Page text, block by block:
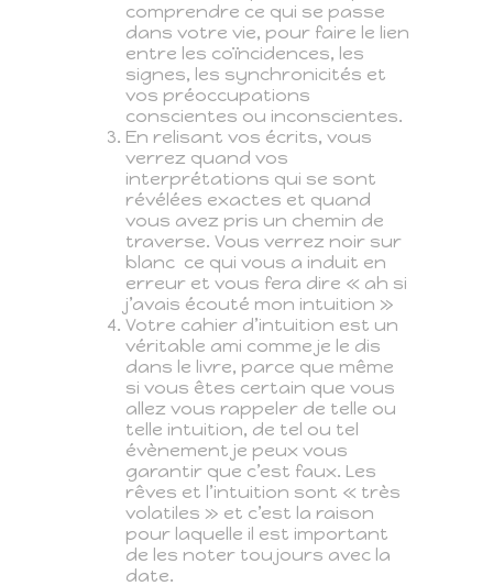
comprendre ce qui se passe
dans votre vie, pour faire le lien
entre les coïncidences, les
signes, les synchronicités et
vos préoccupations
conscientes ou inconscientes.
En relisant vos écrits, vous
verrez quand vos
interprétations qui se sont
révélées exactes et quand
vous avez pris un chemin de
traverse. Vous verrez noir sur
blanc ce qui vous a induit en
erreur et vous fera dire « ah si
j’avais écouté mon intuition »
Votre cahier d’intuition est un
véritable ami comme je le dis
dans le livre, parce que même
si vous êtes certain que vous
allez vous rappeler de telle ou
telle intuition, de tel ou tel
évènement je peux vous
garantir que c’est faux. Les
rêves et l’intuition sont « très
volatiles » et c’est la raison
pour laquelle il est important
de les noter toujours avec la
date.